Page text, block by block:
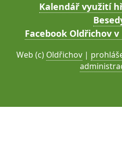
Kalendář využití
Facebook Oldřichov v
Web (c) Oldřichov |